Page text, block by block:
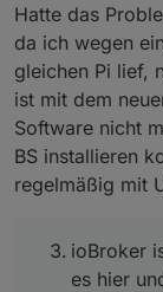
a)
b)
c)
Hatte das
da ich wegen
gleichen Pi lief,
ist mit dem
Software nicht
BS installieren
regelmäßig mit
ioBroker
es hier